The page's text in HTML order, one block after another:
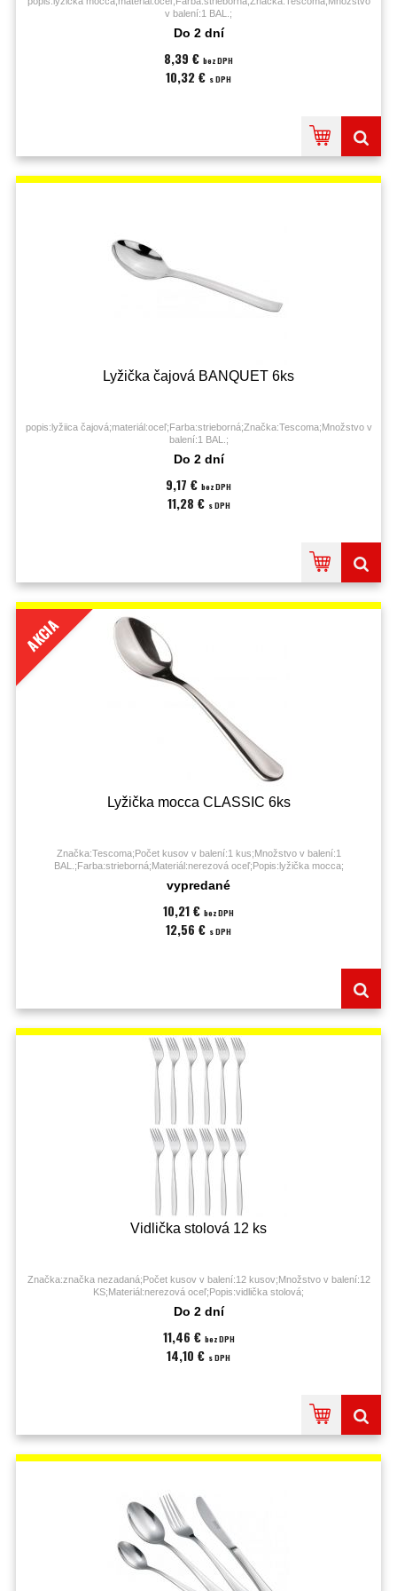
v balení:1 BAL.;
Do 2 dní
8,39 € bez DPH
10,32 € s DPH
Lyžička čajová BANQUET 6ks
popis:lyžiica čajová;materiál:oceľ;Farba:strieborná;Značka:Tescoma;Množstvo v
balení:1 BAL.;
Do 2 dní
9,17 € bez DPH
11,28 € s DPH
AKCIA
Lyžička mocca CLASSIC 6ks
Značka:Tescoma;Počet kusov v balení:1 kus;Množstvo v balení:1
BAL.;Farba:strieborná;Materiál:nerezová oceľ;Popis:lyžička mocca;
vypredané
10,21 € bez DPH
12,56 € s DPH
Vidlička stolová 12 ks
Značka:značka nezadaná;Počet kusov v balení:12 kusov;Množstvo v balení:12
KS;Materiál:nerezová oceľ;Popis:vidlička stolová;
Do 2 dní
11,46 € bez DPH
14,10 € s DPH